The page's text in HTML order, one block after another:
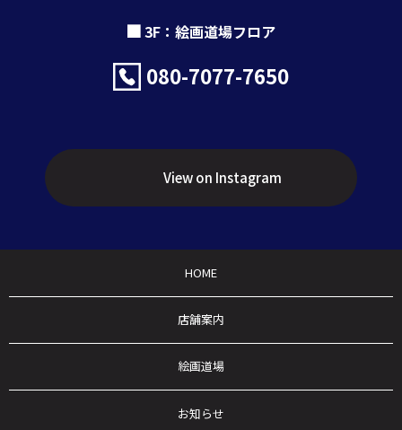
3F：絵画道場フロア
080-7077-7650
View on Instagram
HOME
店舗案内
絵画道場
お知らせ